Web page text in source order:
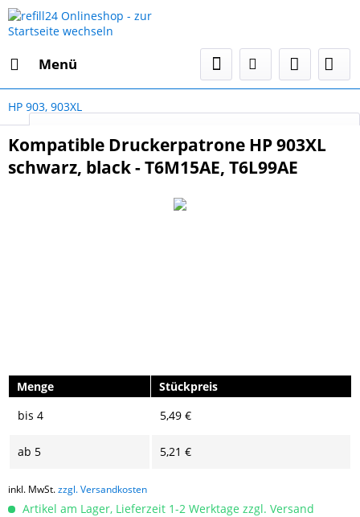
Menü
HP 903, 903XL
Kompatible Druckerpatrone HP 903XL
schwarz, black - T6M15AE, T6L99AE
Menge
Stückpreis
bis 4 5,49 €
ab 5 5,21 €
inkl. MwSt.zzgl. Versandkosten
Artikel am Lager, Lieferzeit 1-2 Werktage zzgl. Versand